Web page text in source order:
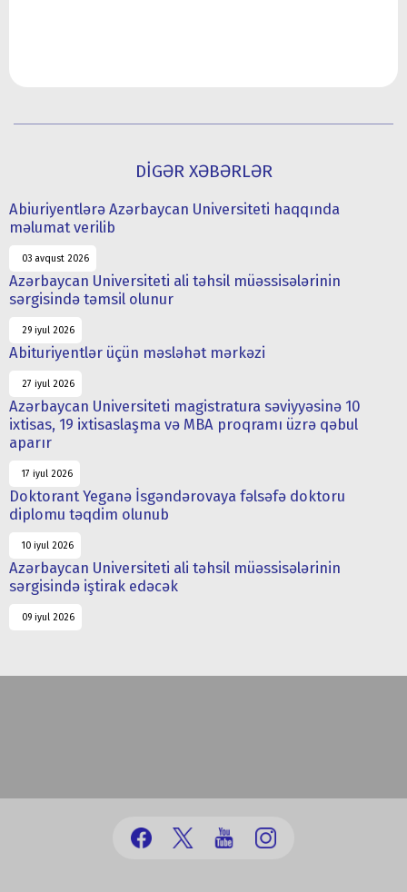
DİGƏR XƏBƏRLƏR
Abiuriyentlərə Azərbaycan Universiteti haqqında
məlumat verilib
03 avqust 2026
Azərbaycan Universiteti ali təhsil müəssisələrinin
sərgisində təmsil olunur
29 iyul 2026
Abituriyentlər üçün məsləhət mərkəzi
27 iyul 2026
Azərbaycan Universiteti magistratura səviyyəsinə 10
ixtisas, 19 ixtisaslaşma və MBA proqramı üzrə qəbul
aparır
17 iyul 2026
Doktorant Yeganə İsgəndərovaya fəlsəfə doktoru
diplomu təqdim olunub
10 iyul 2026
Azərbaycan Universiteti ali təhsil müəssisələrinin
sərgisində iştirak edəcək
09 iyul 2026